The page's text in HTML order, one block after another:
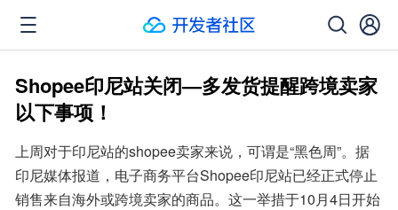
Shopee印尼站关闭—多发货提醒跨境卖家
以下事项！
上周对于印尼站的shopee卖家来说，可谓是“黑色周”。据
印尼媒体报道，电子商务平台Shopee印尼站已经正式停止
销售来自海外或跨境卖家的商品。这一举措于10月4日开始